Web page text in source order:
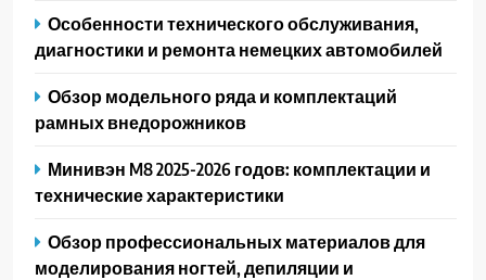
Особенности технического обслуживания,
диагностики и ремонта немецких автомобилей
Обзор модельного ряда и комплектаций
рамных внедорожников
Минивэн M8 2025-2026 годов: комплектации и
технические характеристики
Обзор профессиональных материалов для
моделирования ногтей, депиляции и